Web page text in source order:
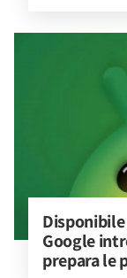
Google
prepara le